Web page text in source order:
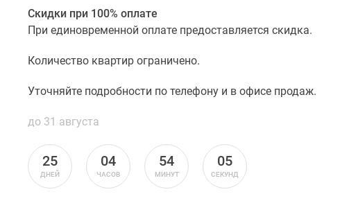
Скидки при 100% оплате
При единовременной оплате предоставляется скидка.
Количество квартир ограничено.
Уточняйте подробности по телефону и в офисе продаж.
до 31 августа
25
ДНЕЙ
04
ЧАСОВ
54
МИНУТ
04
СЕКУНД